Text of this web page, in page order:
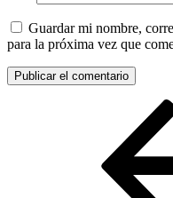
Guardar mi nombre,
para la próxima vez que